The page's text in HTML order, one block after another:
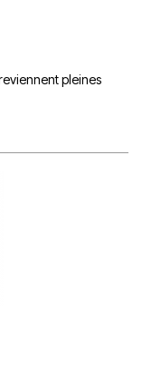
pleines